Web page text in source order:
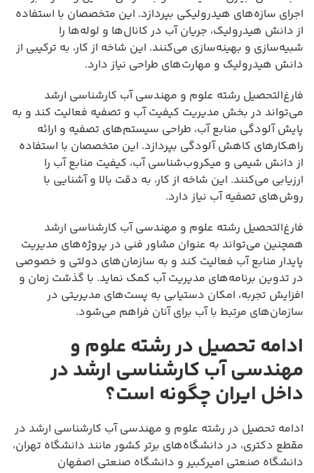
اجرای سازه‌های هیدرولیکی بپردازد. این متخصصان با استفاده
از دانش هیدرولیک، جریان آب در کانال‌ها و لوله‌ها را
شبیه‌سازی و بهینه‌سازی می‌کنند. این شاخه از کار، به ترکیبی از
دانش هیدرولیک و مهارت‌های طراحی نیاز دارد.
فارغ‌التحصیل رشته علوم و مهندسی آب کارشناسی ارشد
می‌تواند در بخش مدیریت کیفیت آب و تصفیه فعالیت کند و به
پایش آلودگی منابع آب، طراحی سیستم‌های تصفیه و ارائه
راهکارهای کاهش آلودگی بپردازد. این متخصصان با استفاده
از دانش شیمی و میکروب‌شناسی آب، کیفیت منابع آب را
ارزیابی می‌کنند. این شاخه از کار، به دقت بالا و آشنایی با
روش‌های تصفیه آب نیاز دارد.
فارغ‌التحصیل رشته علوم و مهندسی آب کارشناسی ارشد
همچنین می‌تواند به عنوان مشاور فنی در پروژه‌های مدیریت
پایدار منابع آب فعالیت کند و به سازمان‌های دولتی و خصوصی
در تدوین برنامه‌های مدیریت آب کمک نماید. با گذشت زمان و
افزایش تجربه، امکان دستیابی به پست‌های مدیریتی در
سازمان‌های مرتبط با آب برای آنان فراهم می‌شود.
ادامه تحصیل در رشته علوم و
مهندسی آب کارشناسی ارشد در
داخل ایران چگونه است؟
ادامه تحصیل در رشته علوم و مهندسی آب کارشناسی ارشد در
مقطع دکتری، در دانشگاه‌های برتر کشور مانند دانشگاه تهران،
دانشگاه صنعتی امیرکبیر و دانشگاه صنعتی اصفهان